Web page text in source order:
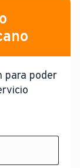
para poder